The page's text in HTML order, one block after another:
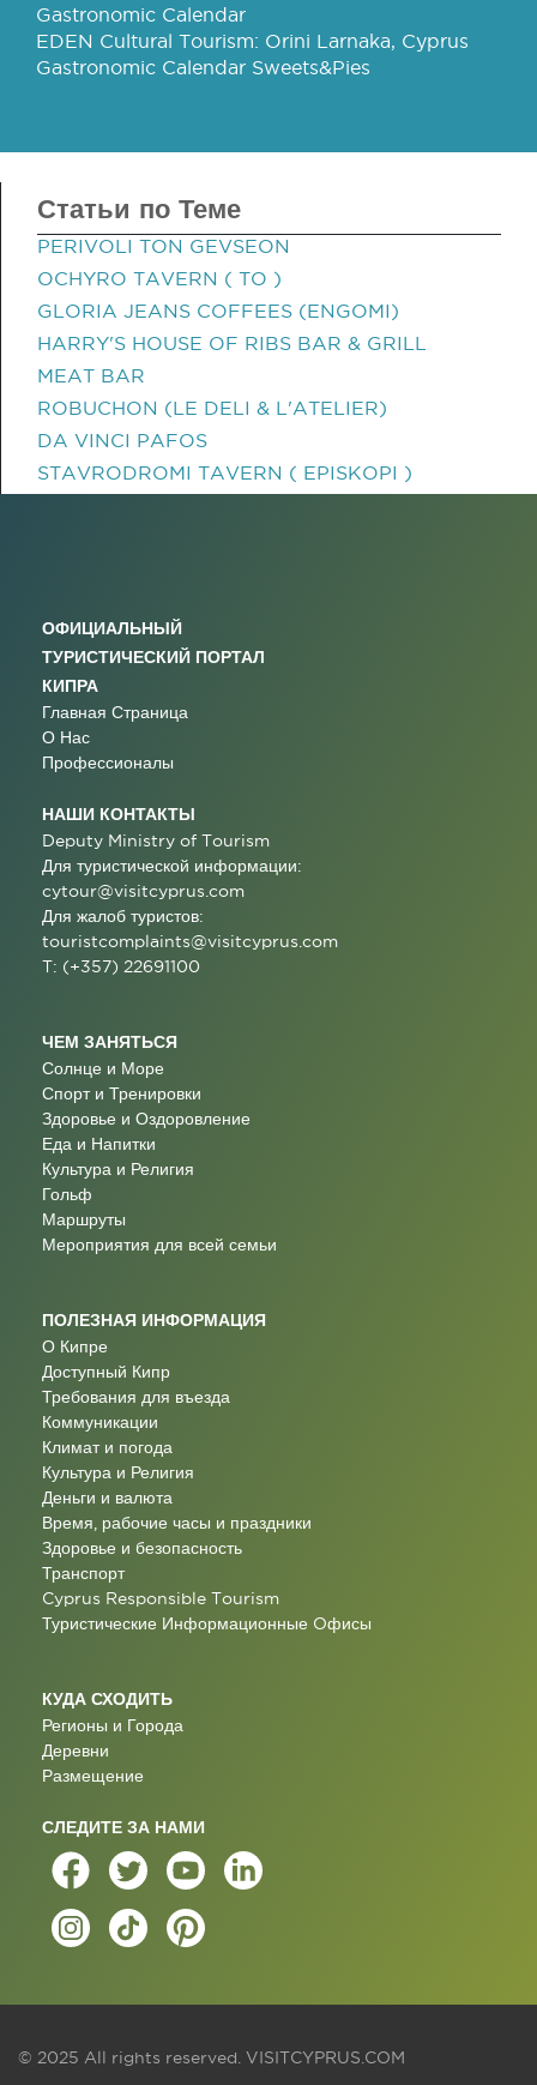
Gastronomic Calendar
EDEN Cultural Tourism: Orini Larnaka, Cyprus
Gastronomic Calendar Sweets&Pies
Статьи по Теме
PERIVOLI TON GEVSEON
OCHYRO TAVERN ( TO )
GLORIA JEANS COFFEES (ENGOMI)
HARRY'S HOUSE OF RIBS BAR & GRILL
MEAT BAR
ROBUCHON (LE DELI & L'ATELIER)
DA VINCI PAFOS
STAVRODROMI TAVERN ( EPISKOPI )
ОФИЦИАЛЬНЫЙ
ТУРИСТИЧЕСКИЙ ПОРТАЛ
КИПРА
Главная Страница
О Нас
Профессионалы
НАШИ КОНТАКТЫ
Deputy Ministry of Tourism
Для туристической информации:
cytour@visitcyprus.com
Для жалоб туристов:
touristcomplaints@visitcyprus.com
T: (+357) 22691100
ЧЕМ ЗАНЯТЬСЯ
Солнце и Море
Спорт и Тренировки
Здоровье и Оздоровление
Еда и Напитки
Культура и Религия
Гольф
Маршруты
Мероприятия для всей семьи
ПОЛЕЗНАЯ ИНФОРМАЦИЯ
О Кипре
Доступный Кипр
Требования для въезда
Коммуникации
Климат и погода
Культура и Религия
Деньги и валюта
Время, рабочие часы и праздники
Здоровье и безопасность
Транспорт
Cyprus Responsible Tourism
Туристические Информационные Oфисы
КУДА СХОДИТЬ
Регионы и Города
Деревни
Размещение
СЛЕДИТЕ ЗА НАМИ
© 2025 All rights reserved. VISITCYPRUS.COM